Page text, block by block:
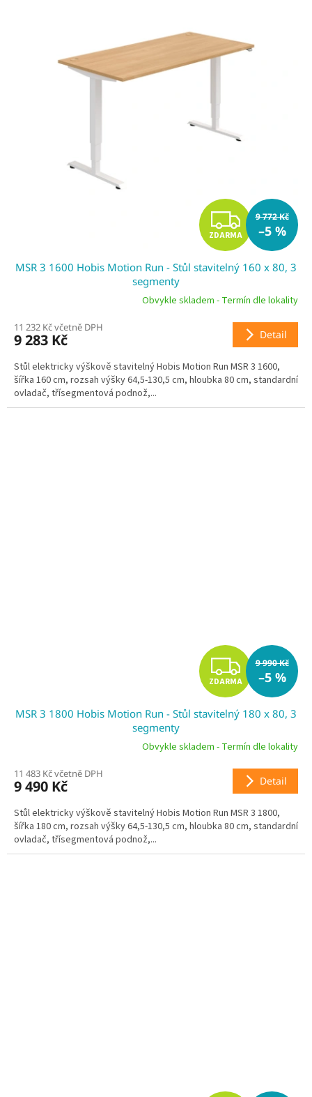
Z
D
A
R
M
A
ZDARMA
9 772 Kč
–5 %
MSR 3 1600 Hobis Motion Run - Stůl stavitelný 160 x 80, 3
segmenty
Obvykle skladem - Termín dle lokality
11 232 Kč včetně DPH
9 283 Kč Detail
Stůl elektricky výškově stavitelný Hobis Motion Run MSR 3 1600,
šířka 160 cm, rozsah výšky 64,5-130,5 cm, hloubka 80 cm, standardní
ovladač, třísegmentová podnož,...
Z
D
A
R
M
A
ZDARMA
9 990 Kč
–5 %
MSR 3 1800 Hobis Motion Run - Stůl stavitelný 180 x 80, 3
segmenty
Obvykle skladem - Termín dle lokality
11 483 Kč včetně DPH
9 490 Kč Detail
Stůl elektricky výškově stavitelný Hobis Motion Run MSR 3 1800,
šířka 180 cm, rozsah výšky 64,5-130,5 cm, hloubka 80 cm, standardní
ovladač, třísegmentová podnož,...